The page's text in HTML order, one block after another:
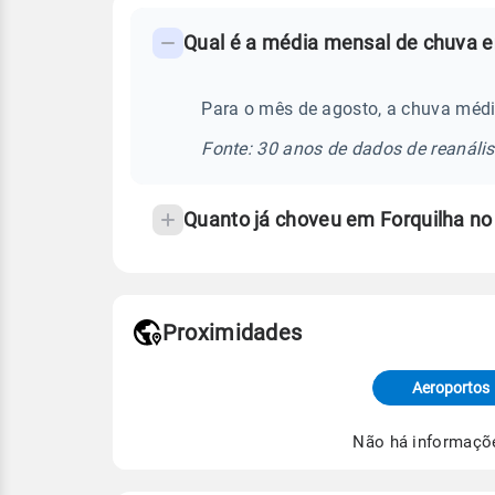
frequentes
temperatura
Qual é a média mensal de chuva
Para o mês de agosto, a chuva
Fonte: 30 anos de dados de
Quanto já choveu em Forquilha
de Tempo e Estudos Climáticos
Proximidades
Aeroportos
Não há